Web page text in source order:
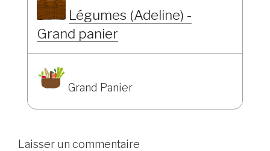
Légumes (Adeline) -
Grand panier
Grand Panier
Laisser un commentaire